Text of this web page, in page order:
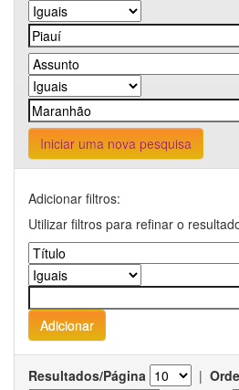
Iniciar uma nova pesquisa
Adicionar filtros:
Utilizar filtros para refinar o
Resultados/Página |